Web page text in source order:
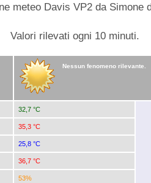
meteo Davis VP2 da Simone
Valori rilevati ogni 10 minuti.
Nessun fenomeno rilevante.
32,7 °C
35,3 °C
25,8 °C
36,7 °C
53%